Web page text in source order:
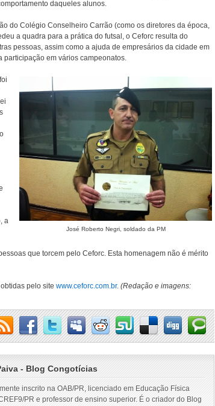
daqueles alunos.
do Colégio Conselheiro Carrão (como os diretores da época,
a quadra para a prática do futsal, o Ceforc resulta do
pessoas, assim como a ajuda de empresários da cidade em
participação em vários campeonatos.
José Roberto Negri, soldado da PM
a
que torcem pelo Ceforc. Esta homenagem não é mérito
pelo site www.ceforc.com.br. (Redação e imagens:
- Blog Congotícias
inscrito na OAB/PR, licenciado em Educação Física
PR e professor de ensino superior. É o criador do Blog